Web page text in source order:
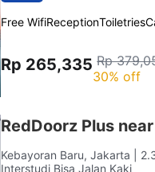
Free WifiReceptionToiletries
Rp 265,335 Rp
30% off
RedDoorz Plus
Kebayoran Baru, Jakarta
|
Interstudi Bisa Jalan Kaki